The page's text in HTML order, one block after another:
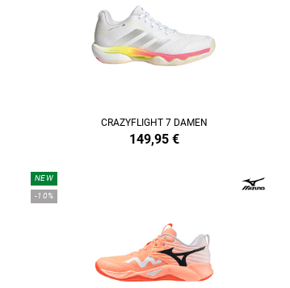
CRAZYFLIGHT 7 DAMEN
149,95 €
NEW
-10%